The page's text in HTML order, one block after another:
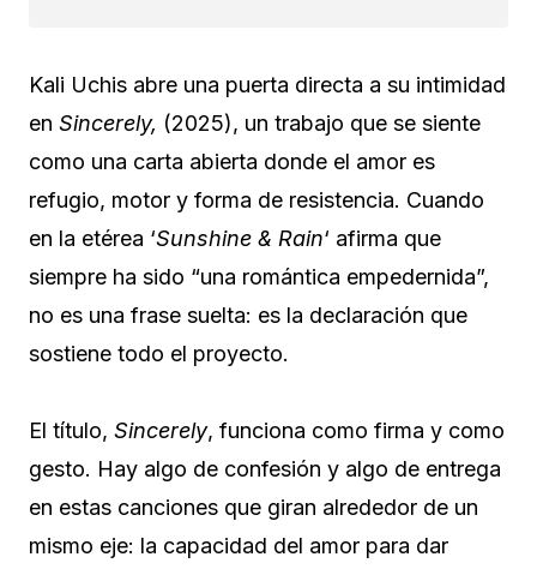
Kali Uchis abre una puerta directa a su intimidad
en Sincerely, (2025), un trabajo que se siente
como una carta abierta donde el amor es
refugio, motor y forma de resistencia. Cuando
en la etérea ‘Sunshine & Rain‘ afirma que
siempre ha sido “una romántica empedernida”,
no es una frase suelta: es la declaración que
sostiene todo el proyecto.
El título, Sincerely, funciona como firma y como
gesto. Hay algo de confesión y algo de entrega
en estas canciones que giran alrededor de un
mismo eje: la capacidad del amor para dar